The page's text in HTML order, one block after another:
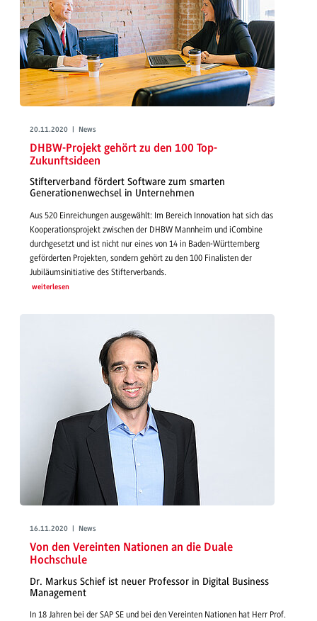
20.11.2020 | News
DHBW-Projekt gehört zu den 100 Top-
Zukunftsideen
Stifterverband fördert Software zum smarten
Generationenwechsel in Unternehmen
Aus 520 Einreichungen ausgewählt: Im Bereich Innovation hat sich das
Kooperationsprojekt zwischen der DHBW Mannheim und iCombine
durchgesetzt und ist nicht nur eines von 14 in Baden-Württemberg
geförderten Projekten, sondern gehört zu den 100 Finalisten der
Jubiläumsinitiative des Stifterverbands.
weiterlesen
16.11.2020 | News
Von den Vereinten Nationen an die Duale
Hochschule
Dr. Markus Schief ist neuer Professor in Digital Business
Management
In 18 Jahren bei der SAP SE und bei den Vereinten Nationen hat Herr Prof.